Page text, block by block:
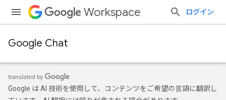
Workspace ログイン
Google Chat
Google は AI 技術を使用して、コンテンツをご希望の言語に翻訳し